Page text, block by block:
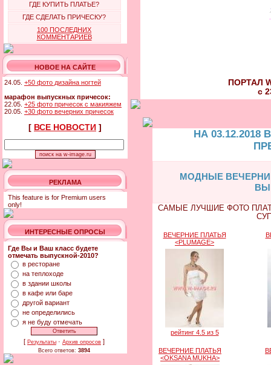
ГДЕ КУПИТЬ ПЛАТЬЕ?
ГДЕ СДЕЛАТЬ ПРИЧЕСКУ?
100 ПОСЛЕДНИХ
КОММЕНТАРИЕВ
НОВОЕ НА САЙТЕ
24.05. +50 фото дизайна ногтей
марафон выпускных причесок:
22.05. +25 фото причесок с макияжем
20.05. +30 фото вечерних причесок
[ ВСЕ НОВОСТИ ]
РЕКЛАМА
This feature is for Premium users
only!
ИНТЕРЕСНЫЕ ОПРОСЫ
Где Вы и Ваш класс будете
отмечать выпускной-2010?
в ресторане
на теплоходе
в здании школы
в кафе или баре
другой вариант
не определились
я не буду отмечать
[ Результаты · Архив опросов ]
Всего ответов: 3894
ПОРТАЛ
с
НА 03.12.2018
МОДНЫЕ
САМЫЕ ЛУЧШИЕ ФОТО
ВЕЧЕРНИЕ ПЛАТЬЯ
<PLUMAGE>
рейтинг 4.5 из 5
ВЕЧЕРНИЕ ПЛАТЬЯ
<OKSANA MUKHA>